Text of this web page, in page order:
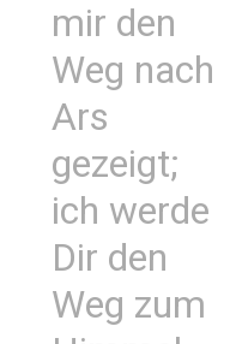
mir den
Weg nach
Ars
gezeigt;
ich werde
Dir den
Weg zum